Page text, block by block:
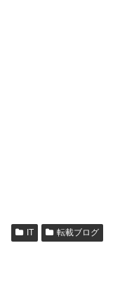
IT 転載ブログ